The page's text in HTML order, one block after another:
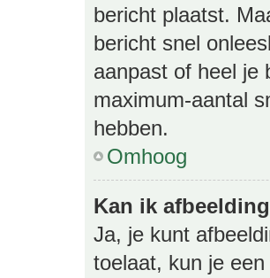
bericht plaatst.
bericht snel
aanpast of heel je
maximum-aantal
hebben.
Omhoog
Kan ik
Ja, je kunt
toelaat, kun je